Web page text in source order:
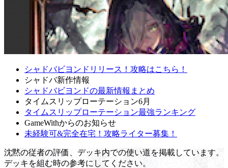
シャドバビヨンドリリース！攻略はこちら！
シャドバ新作情報
シャドバビヨンドの最新情報まとめ
タイムスリップローテーション6月
タイムスリップローテーション最強ランキング
GameWithからのお知らせ
未経験可&完全在宅！攻略ライター募集！
沈黙の従者の評価、デッキ内での使い道を掲載しています。
デッキを組む時の参考にしてください。